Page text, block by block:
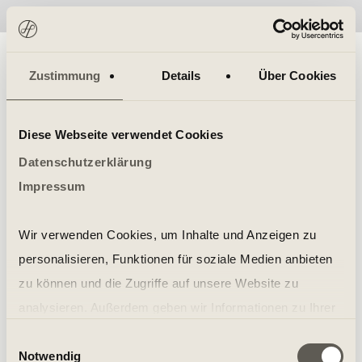
Zustimmung Details Über Cookies
Diese Webseite verwendet Cookies
Datenschutzerklärung
Impressum
Wir verwenden Cookies, um Inhalte und Anzeigen zu
personalisieren, Funktionen für soziale Medien anbieten
zu können und die Zugriffe auf unsere Website zu
soziale Medien, Werbung und Analysen weiter. Unsere
Notwendig